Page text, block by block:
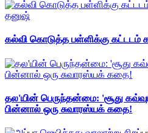
கல்வி கொடுத்த பள்ளிக்கு கட்டடம்
தல'யின் பெருந்தன்மை: 'சூது
பின்னால் ஒரு சுவாரஸ்யக் கதை!